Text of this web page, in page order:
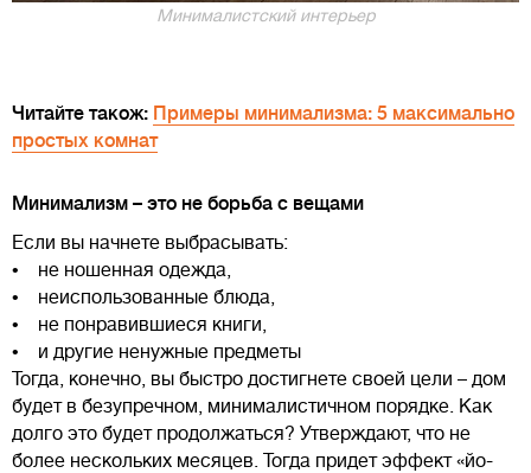
Минималистский интерьер
Читайте також: Примеры минимализма: 5 максимально
простых комнат
Минимализм – это не борьба с вещами
Если вы начнете выбрасывать:
• не ношенная одежда,
• неиспользованные блюда,
• не понравившиеся книги,
• и другие ненужные предметы
Тогда, конечно, вы быстро достигнете своей цели – дом
будет в безупречном, минималистичном порядке. Как
долго это будет продолжаться? Утверждают, что не
более нескольких месяцев. Тогда придет эффект «йо-